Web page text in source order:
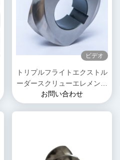
ビデオ
トリプルフライトエクストル
ーダースクリューエレメント
プラスチックゴム複合用のシ
ングルスラインシャフト
お問い合わせ